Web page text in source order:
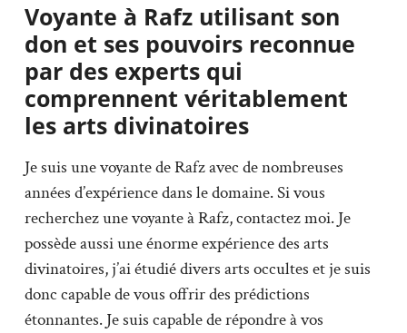
Voyante à Rafz utilisant son
don et ses pouvoirs reconnue
par des experts qui
comprennent véritablement
les arts divinatoires
Je suis une voyante de Rafz avec de nombreuses
années d’expérience dans le domaine. Si vous
recherchez une voyante à Rafz, contactez moi. Je
possède aussi une énorme expérience des arts
divinatoires, j’ai étudié divers arts occultes et je suis
donc capable de vous offrir des prédictions
étonnantes. Je suis capable de répondre à vos